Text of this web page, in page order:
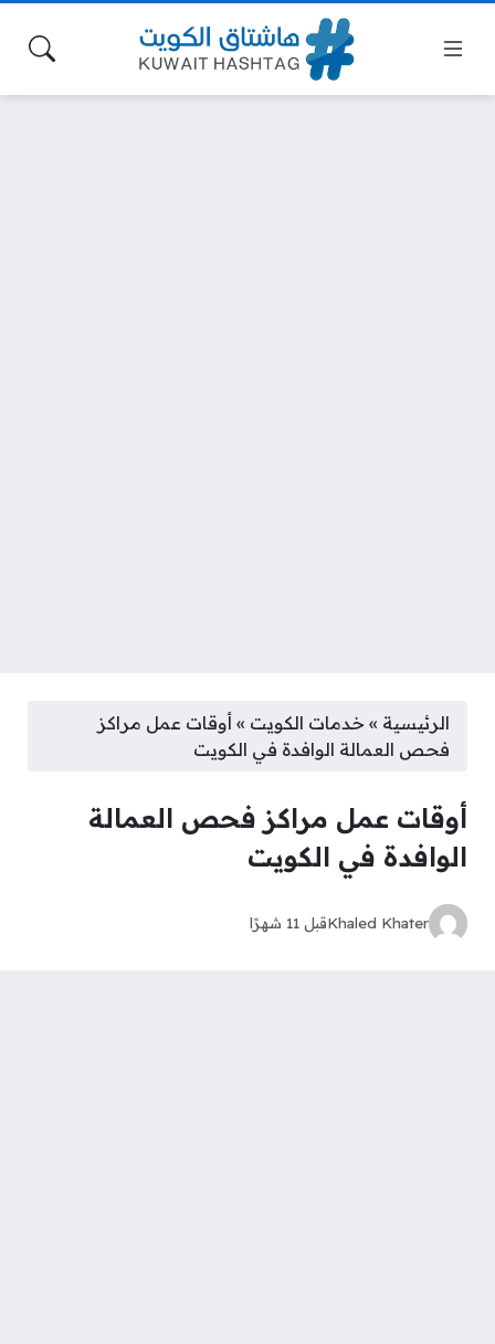
الرئيسية » خدمات الكويت » أوقات عمل مراكز
فحص العمالة الوافدة في الكويت
أوقات عمل مراكز فحص العمالة
الوافدة في الكويت
Khaled Khaterقبل 11 شهرًا